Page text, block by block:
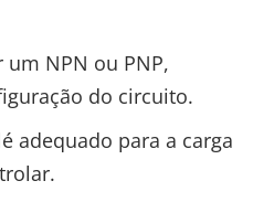
um NPN ou PNP,
do circuito.
adequado para a carga